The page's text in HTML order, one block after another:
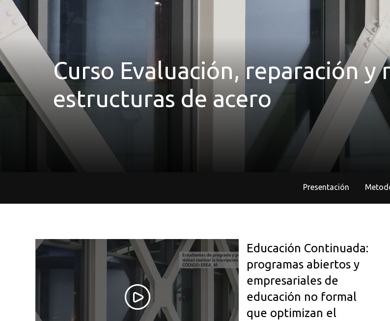
Curso Evaluación, reparación y
estructuras de acero
Presentación
Educación Continuada:
programas abiertos y
empresariales de
educación no formal
que optimizan el